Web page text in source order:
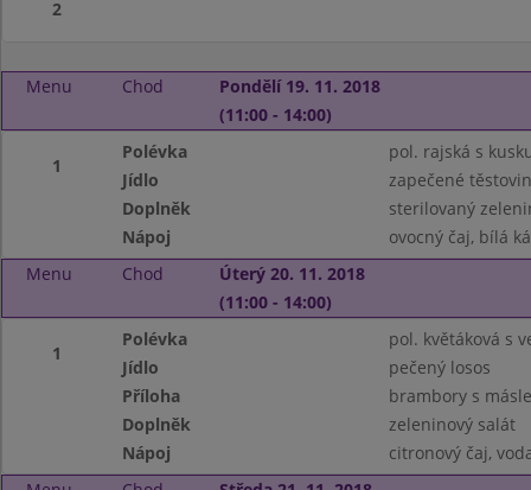
2
Menu Chod
Pondělí 19. 11. 2018
(11:00 - 14:00)
1
Polévka
pol. rajská s
Jídlo
zapečené
Doplněk
sterilovaný
Nápoj
ovocný čaj, bílá
Menu
Chod
Úterý 20. 11. 2018
(11:00 - 14:00)
1
Polévka
pol. květáková s
Jídlo
pečený losos
Příloha
brambory s
Doplněk
zeleninový salát
Nápoj
citronový čaj,